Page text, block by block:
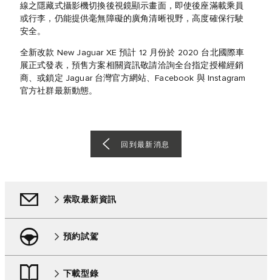
線之隱藏式攝影機切換後視鏡顯示畫面，即使後座滿載乘員
或行李，仍能提供毫無障礙的廣角清晰視野，高度確保行駛
安全。
全新改款 New Jaguar XE 預計 12 月份於 2020 台北國際車
展正式發表，預售方案相關資訊敬請洽詢全台指定授權經銷
商、或鎖定 Jaguar 台灣官方網站、Facebook 與 Instagram
官方社群最新動態。
回到最新消息
索取最新資訊
預約試駕
下載型錄